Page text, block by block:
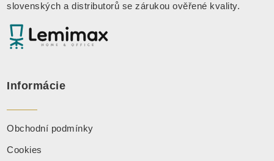
slovenských a distributorů se zárukou ověřené kvality.
Informácie
Obchodní podmínky
Cookies